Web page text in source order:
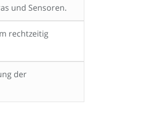
und Sensoren.
rechtzeitig
der